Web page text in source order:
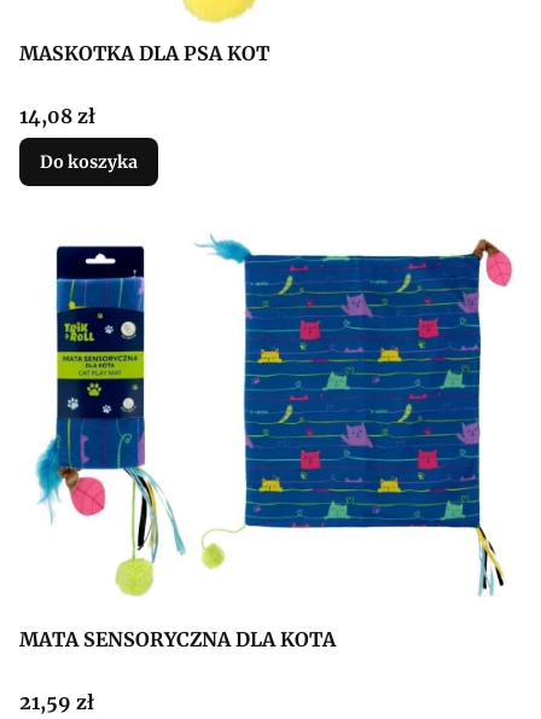
MASKOTKA DLA PSA KOT
Cena
14,08 zł
Do koszyka
MATA SENSORYCZNA DLA KOTA
Cena
21,59 zł